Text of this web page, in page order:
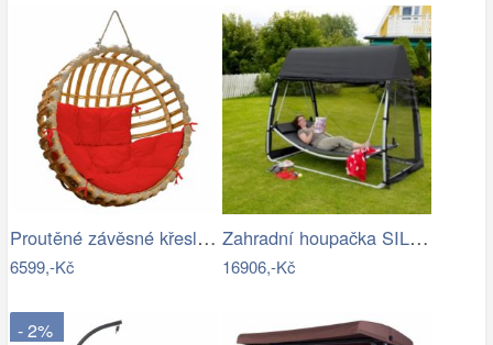
Proutěné závěsné křeslo Elis, přírodní…
6599,-Kč
Zahradní houpačka SILASS - GD
16906,-Kč
- 2%